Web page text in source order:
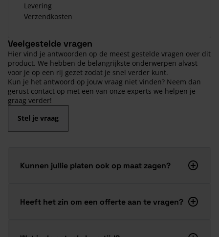
Levering
Verzendkosten
Veelgestelde vragen
Hier vind je antwoorden op de meest gestelde vragen over dit
product. We hebben de belangrijkste onderwerpen alvast
voor je op een rij gezet zodat je snel verder kunt.
Kun je het antwoord op jouw vraag niet vinden? Neem dan
gerust contact op met een van onze experts we helpen je
graag verder!
Stel je vraag
Kunnen jullie platen ook op maat zagen?
Heeft het zin om een offerte aan te vragen?